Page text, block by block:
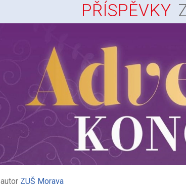
PŘÍSPĚVKY
autor ZUŠ Morava